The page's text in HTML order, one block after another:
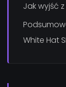
Jak wyjść
White Hat